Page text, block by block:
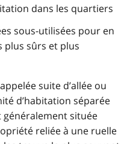
dans les quartiers
sous-utilisées pour en
plus sûrs et plus
suite d’allée ou
d’habitation séparée
généralement située
reliée à une ruelle